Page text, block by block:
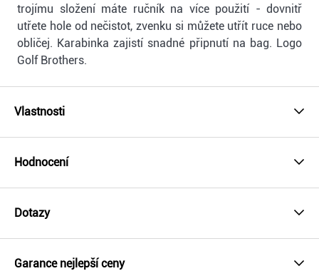
trojímu složení máte ručník na více použití - dovnitř
utřete hole od nečistot, zvenku si můžete utřít ruce nebo
obličej. Karabinka zajistí snadné připnutí na bag. Logo
Golf Brothers.
Vlastnosti
Hodnocení
Dotazy
Garance nejlepší ceny